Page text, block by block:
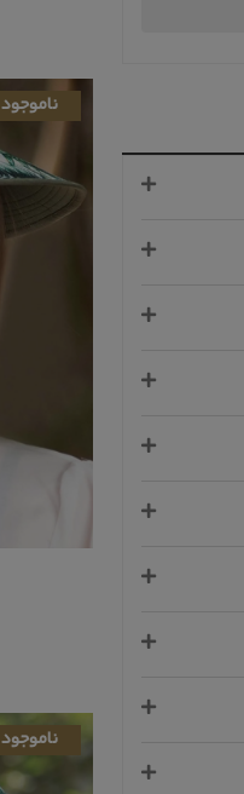
ناموجود
ناموجود